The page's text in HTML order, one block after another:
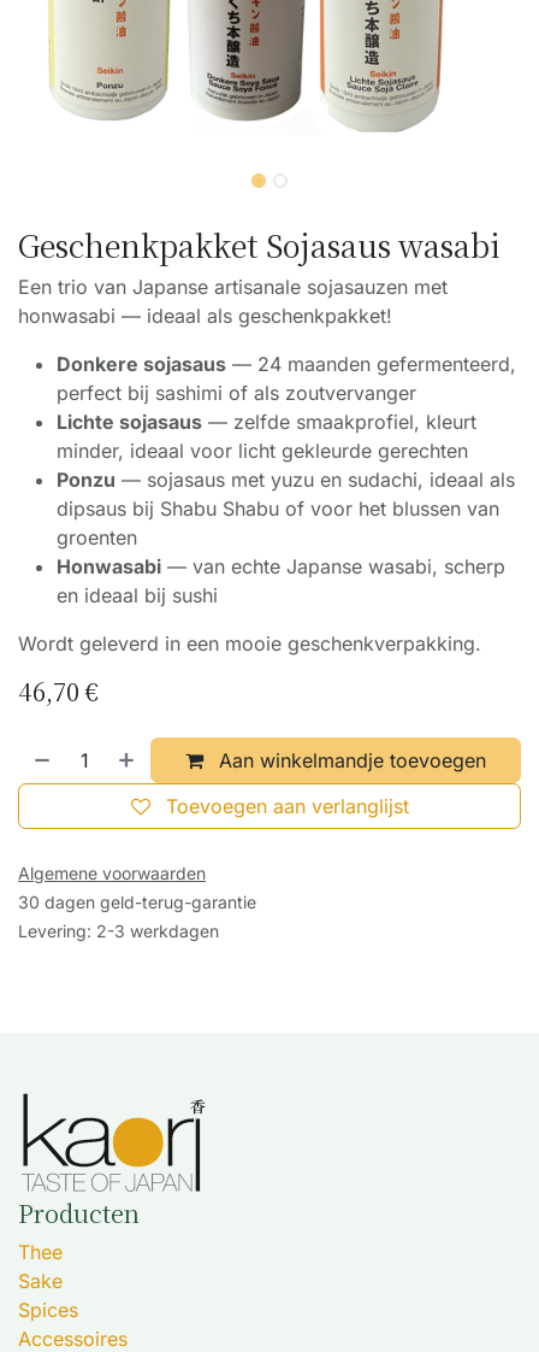
Geschenkpakket Sojasaus wasabi
Een trio van Japanse artisanale sojasauzen met
honwasabi — ideaal als geschenkpakket!
Donkere sojasaus — 24 maanden gefermenteerd,
perfect bij sashimi of als zoutvervanger
Lichte sojasaus — zelfde smaakprofiel, kleurt
minder, ideaal voor licht gekleurde gerechten
Ponzu — sojasaus met yuzu en sudachi, ideaal als
dipsaus bij Shabu Shabu of voor het blussen van
groenten
Honwasabi — van echte Japanse wasabi, scherp
en ideaal bij sushi
Wordt geleverd in een mooie geschenkverpakking.
46,70€
Aan winkelmandje toevoegen
Toevoegen aan verlanglijst
Algemene voorwaarden
30 dagen geld-terug-garantie
Levering: 2-3 werkdagen
Producten
Thee
Sake
Spices
Accessoires